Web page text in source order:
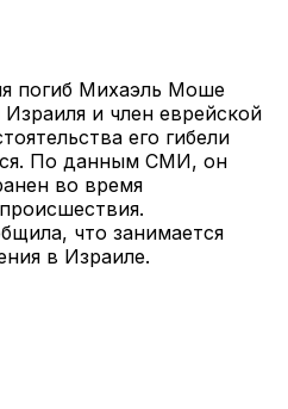
погиб Михаэль Моше
и член еврейской
его гибели
По данным СМИ, он
во время
что занимается
в Израиле.